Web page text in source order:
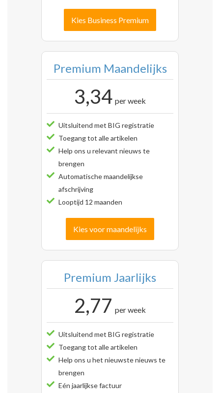
Kies Business Premium
Premium Maandelijks
3,34 per week
Uitsluitend met BIG registratie
Toegang tot alle artikelen
Help ons u relevant nieuws te
brengen
Automatische maandelijkse
afschrijving
Looptijd 12 maanden
Kies voor maandelijks
Premium Jaarlijks
2,77 per week
Uitsluitend met BIG registratie
Toegang tot alle artikelen
Help ons u het nieuwste nieuws te
brengen
Eén jaarlijkse factuur